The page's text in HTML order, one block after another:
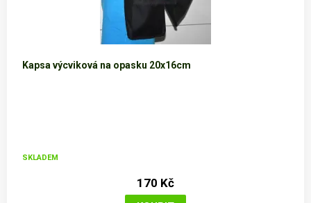
Kapsa výcviková na opasku 20x16cm
SKLADEM
170 Kč